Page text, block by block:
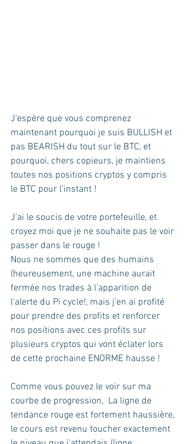
J'espère que vous comprenez
maintenant pourquoi je suis BULLISH et
pas BEARISH du tout sur le BTC, et
pourquoi, chers copieurs, je maintiens
toutes nos positions cryptos y compris
le BTC pour l'instant !
J'ai le soucis de votre portefeuille, et
croyez moi que je ne souhaite pas le voir
passer dans le rouge !
Nous ne sommes que des humains
(heureusement, une machine aurait
fermée nos trades à l'apparition de
l'alerte du Pi cycle!, mais j'en ai profité
pour prendre des profits et renforcer
nos positions avec ces profits sur
plusieurs cryptos qui vont éclater lors
de cette prochaine ENORME hausse !
Comme vous pouvez le voir sur ma
courbe de progression,  La ligne de
tendance rouge est fortement haussière,
le cours est revenu toucher exactement